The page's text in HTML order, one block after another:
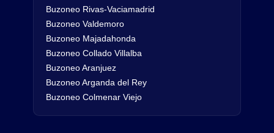
Buzoneo Rivas-Vaciamadrid
Buzoneo Valdemoro
Buzoneo Majadahonda
Buzoneo Collado Villalba
Buzoneo Aranjuez
Buzoneo Arganda del Rey
Buzoneo Colmenar Viejo